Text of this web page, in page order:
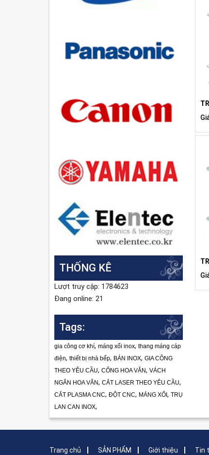
THỐNG KÊ
Lượt truy cập: 1784623
Đang online: 21
Tags:
gia công cơ khí, máng xối inox, thang máng cáp
điện, thiết bị nhà bếp, BÁN INOX, GIA CÔNG
THEO YÊU CẦU, CỔNG HOA VĂN, VÁCH
NGĂN HOA VĂN, CẮT LASER THEO YÊU CẦU,
CẮT PLASMA CNC, ĐỘT CNC, MÁNG XỐI , TRỤ
LAN CAN INOX,
Trang chủ SẢN PHẨM Giới thiệu Tin